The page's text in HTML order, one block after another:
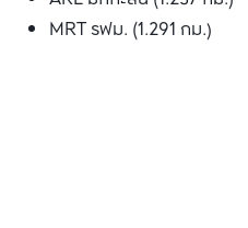
MRT รฟม. (1.291 กม.)